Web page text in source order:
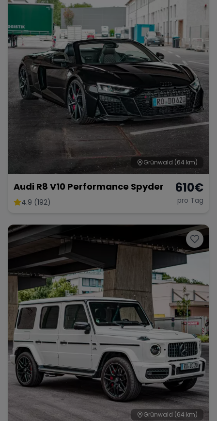
Grünwald (64 km)
Audi R8 V10 Performance Spyder
4.9 (192)
610€
pro Tag
Grünwald (64 km)